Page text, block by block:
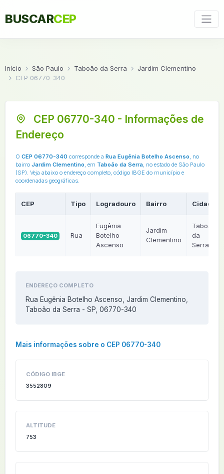
BUSCARCEP
Início São Paulo Taboão da Serra
Jardim Clementino
CEP 06770-340
CEP 06770-340 - Informações de
Endereço
O CEP 06770-340 corresponde a Rua Eugênia Botelho Ascenso, no
bairro Jardim Clementino, em Taboão da Serra, no estado de São Paulo
(SP). Veja abaixo o endereço completo, código IBGE do município e
coordenadas geográficas.
CEP Tipo Logradouro Bairro Cidade
06770-340 Rua
Eugênia
Botelho
Ascenso
Jardim
Clementino
Taboão
da
Serra
ENDEREÇO COMPLETO
Rua Eugênia Botelho Ascenso, Jardim Clementino,
Taboão da Serra - SP, 06770-340
Mais informações sobre o CEP 06770-340
CÓDIGO IBGE
3552809
ALTITUDE
753